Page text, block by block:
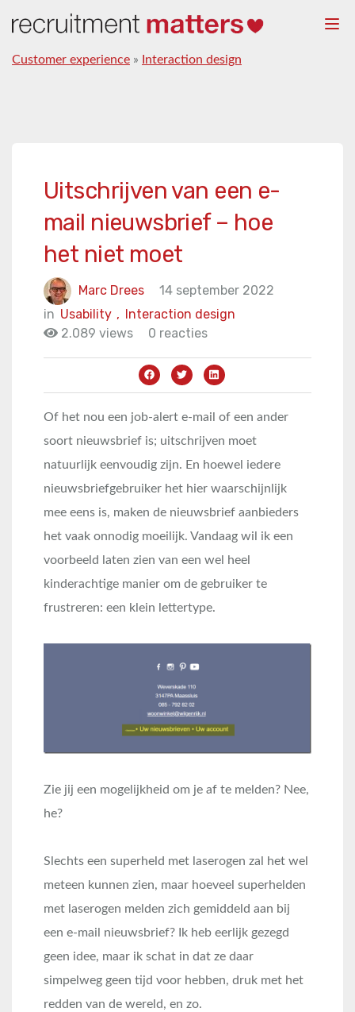
Customer experience » Interaction design
Uitschrijven van een e-
mail nieuwsbrief – hoe
het niet moet
Marc Drees
14 september 2022
in
Interaction design
Usability ,
2.089 views
0 reacties
Of het nou een job-alert e-mail of een ander
soort nieuwsbrief is; uitschrijven moet
natuurlijk eenvoudig zijn. En hoewel iedere
nieuwsbriefgebruiker het hier waarschijnlijk
mee eens is, maken de nieuwsbrief aanbieders
het vaak onnodig moeilijk. Vandaag wil ik een
voorbeeld laten zien van een wel heel
kinderachtige manier om de gebruiker te
frustreren: een klein lettertype.
Zie jij een mogelijkheid om je af te melden? Nee,
he?
Slechts een superheld met laserogen zal het wel
meteen kunnen zien, maar hoeveel superhelden
met laserogen melden zich gemiddeld aan bij
een e-mail nieuwsbrief? Ik heb eerlijk gezegd
geen idee, maar ik schat in dat ze daar
simpelweg geen tijd voor hebben, druk met het
redden van de wereld, en zo.